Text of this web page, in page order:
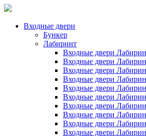
Входные двери
Бункер
Лабиринт
Входные двери
Входные двери
Входные двери
Входные двери
Входные двери
Входные двери
Входные двери
Входные двери
Входные двери
Входные двери